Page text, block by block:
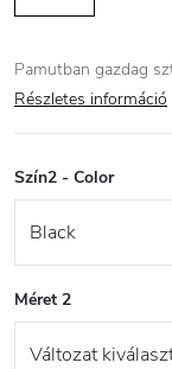
Pamutban gazdag
Részletes információ
Szín2 - Color
Méret 2